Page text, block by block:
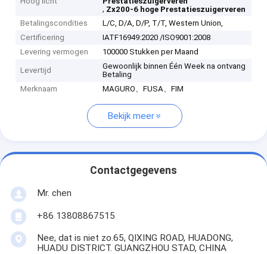
, Zx200-6 hoge Prestatieszuigerveren
Betalingscondities
L/C, D/A, D/P, T/T, Western Union,
Certificering
IATF16949:2020 /ISO9001:2008
Levering vermogen
100000 Stukken per Maand
Levertijd
Gewoonlijk binnen Één Week na ontvang
Betaling
Merknaam
MAGURO、FUSA、FIM
Bekijk meer
Contactgegevens
Mr. chen
+86 13808867515
Nee, dat is niet zo.65, QIXING ROAD, HUADONG,
HUADU DISTRICT. GUANGZHOU STAD, CHINA